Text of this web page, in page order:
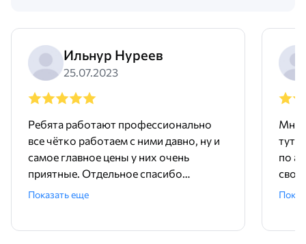
Ильнур Нуреев
25.07.2023
Ребята работают профессионально
все чётко работаем с ними давно, ну и
самое главное цены у них очень
приятные. Отдельное спасибо
менеджеру Родиону!
Показать еще
Мне
тут
по